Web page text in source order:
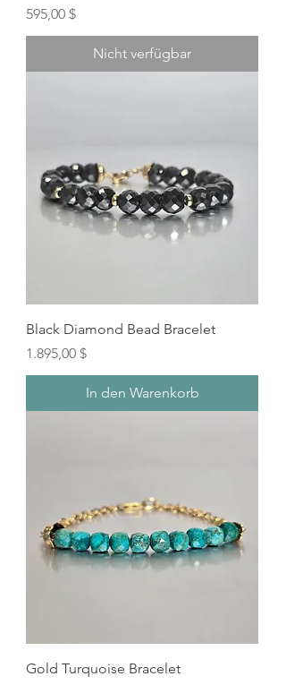
Preis
595,00 $
Nicht verfügbar
Black Diamond Bead Bracelet
Preis
1.895,00 $
In den Warenkorb
Gold Turquoise Bracelet